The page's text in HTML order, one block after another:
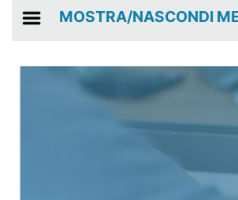
MOSTRA/NASCONDI